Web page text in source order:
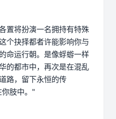
置将扮演一名拥持有特殊
个抉择都者许能影响你与
命运行朝。是像蜉蝣一样
的都市中，再次是在混乱
路，留下永恒的传
肢中。"